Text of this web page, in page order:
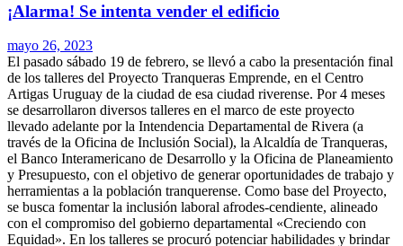
¡Alarma! Se intenta vender el edificio
mayo 26, 2023
El pasado sábado 19 de febrero, se llevó a cabo la presentación final
de los talleres del Proyecto Tranqueras Emprende, en el Centro
Artigas Uruguay de la ciudad de esa ciudad riverense. Por 4 meses
se desarrollaron diversos talleres en el marco de este proyecto
llevado adelante por la Intendencia Departamental de Rivera (a
través de la Oficina de Inclusión Social), la Alcaldía de Tranqueras,
el Banco Interamericano de Desarrollo y la Oficina de Planeamiento
y Presupuesto, con el objetivo de generar oportunidades de trabajo y
herramientas a la población tranquerense. Como base del Proyecto,
se busca fomentar la inclusión laboral afrodes-cendiente, alineado
con el compromiso del gobierno departamental «Creciendo con
Equidad». En los talleres se procuró potenciar habilidades y brindar